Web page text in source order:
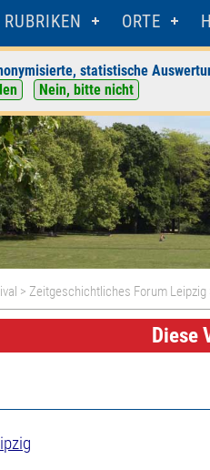
RUBRIKEN ORTE
statistische
Nein, bitte nicht
>Zeitgeschichtliches Forum Leipzig
Diese